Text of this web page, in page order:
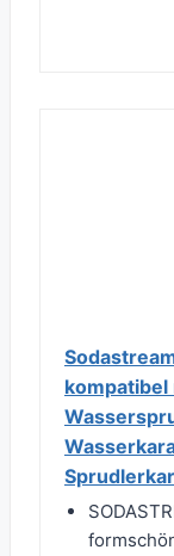
kompatibel